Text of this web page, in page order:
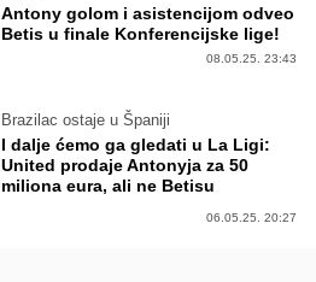
Antony golom i asistencijom odveo
Betis u finale Konferencijske lige!
08.05.25. 23:43
Brazilac ostaje u Španiji
I dalje ćemo ga gledati u La Ligi:
United prodaje Antonyja za 50
miliona eura, ali ne Betisu
06.05.25. 20:27